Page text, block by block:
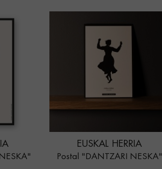
EUSKAL HERRIA
Postal "DANTZARI NESKA"